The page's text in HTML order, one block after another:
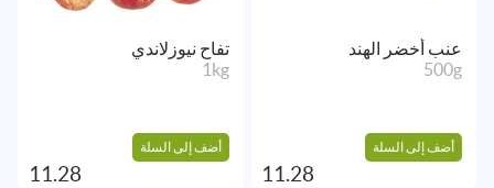
عنب أخضر الهند
500g
أضف إلى السلة
11.28
تفاح نيوزلاندي
1kg
أضف إلى السلة
11.28